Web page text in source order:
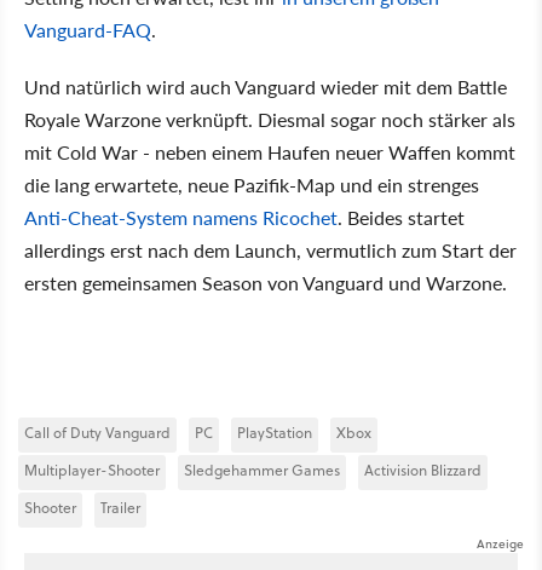
Vanguard-FAQ.
Und natürlich wird auch Vanguard wieder mit dem Battle
Royale Warzone verknüpft. Diesmal sogar noch stärker als
mit Cold War - neben einem Haufen neuer Waffen kommt
die lang erwartete, neue Pazifik-Map und ein strenges
Anti-Cheat-System namens Ricochet. Beides startet
allerdings erst nach dem Launch, vermutlich zum Start der
ersten gemeinsamen Season von Vanguard und Warzone.
Call of Duty Vanguard PC PlayStation
Xbox
Multiplayer-Shooter
Sledgehammer Games
Activision Blizzard
Shooter
Trailer